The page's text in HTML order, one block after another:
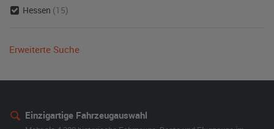
Hessen (15)
Erweiterte Suche
Einzigartige Fahrzeugauswahl